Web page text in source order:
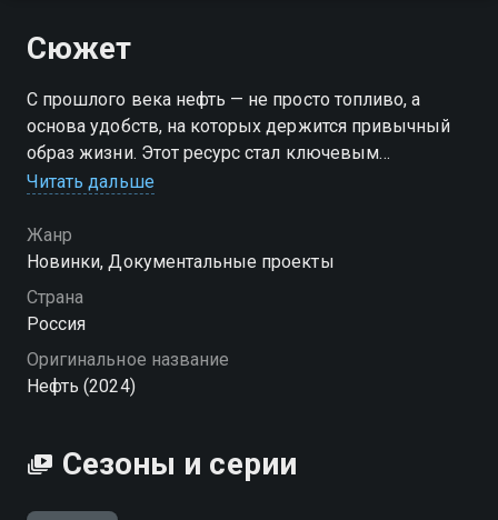
Сюжет
С прошлого века нефть — не просто топливо, а
основа удобств, на которых держится привычный
образ жизни. Этот ресурс стал ключевым
двигателем экономики и источником благополучия
нестабильности. В случае России нефть сыграла
особую роль: именно она дала стране шанс
выстоять, восстановиться и двигаться вперёд.
«Нефть (2024)» — смотрите онлайн в хорошем
Читать дальше
Жанр
Новинки, Документальные проекты
Страна
Россия
Оригинальное название
Нефть (2024)
Сезоны и серии